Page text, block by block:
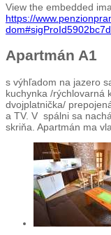
View the embedded
https://
Apartmán A1
s výhľadom na jazero
kuchynka /rýchlovarná
dvojplatnička/
a TV. V spálni sa
skriňa. Apartmán ma